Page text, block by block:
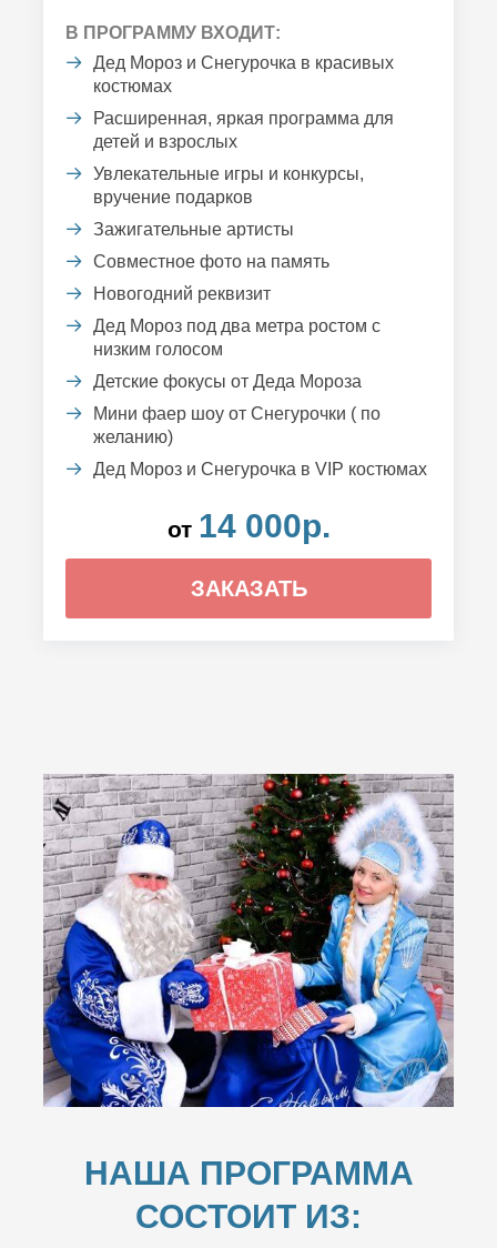
В ПРОГРАММУ ВХОДИТ:
Дед Мороз и Снегурочка в красивых
костюмах
Расширенная, яркая программа для
детей и взрослых
Увлекательные игры и конкурсы,
вручение подарков
Зажигательные артисты
Совместное фото на память
Новогодний реквизит
Дед Мороз под два метра ростом с
низким голосом
Детские фокусы от Деда Мороза
Мини фаер шоу от Снегурочки ( по
желанию)
Дед Мороз и Снегурочка в VIP костюмах
от 14 000р.
ЗАКАЗАТЬ
НАША ПРОГРАММА
СОСТОИТ ИЗ: